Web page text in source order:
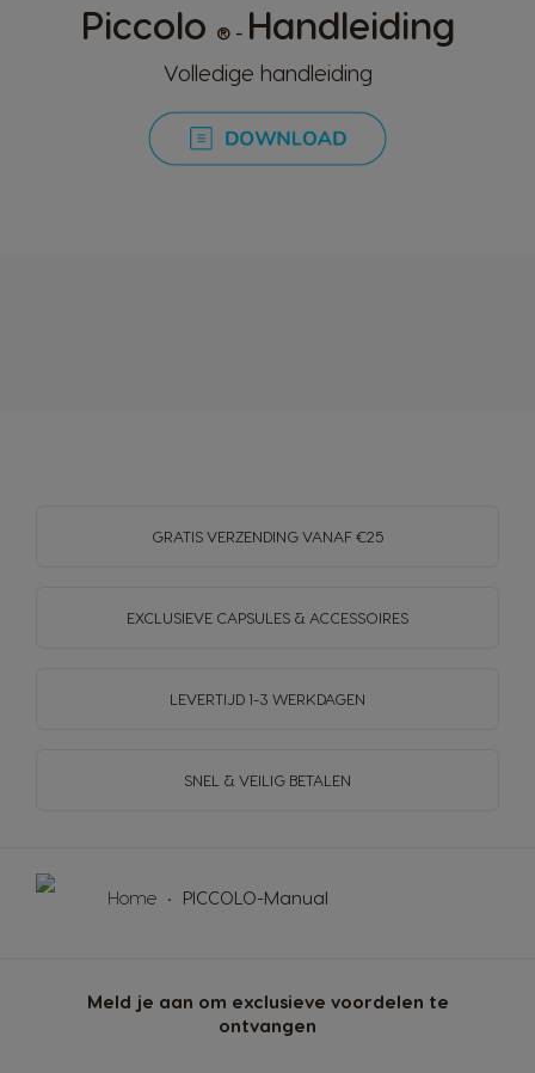
Piccolo ® - Handleiding
Volledige handleiding
GRATIS VERZENDING VANAF €25
EXCLUSIEVE CAPSULES & ACCESSOIRES
LEVERTIJD 1-3 WERKDAGEN
SNEL & VEILIG BETALEN
Home PICCOLO-Manual
Meld je aan om exclusieve voordelen te
ontvangen